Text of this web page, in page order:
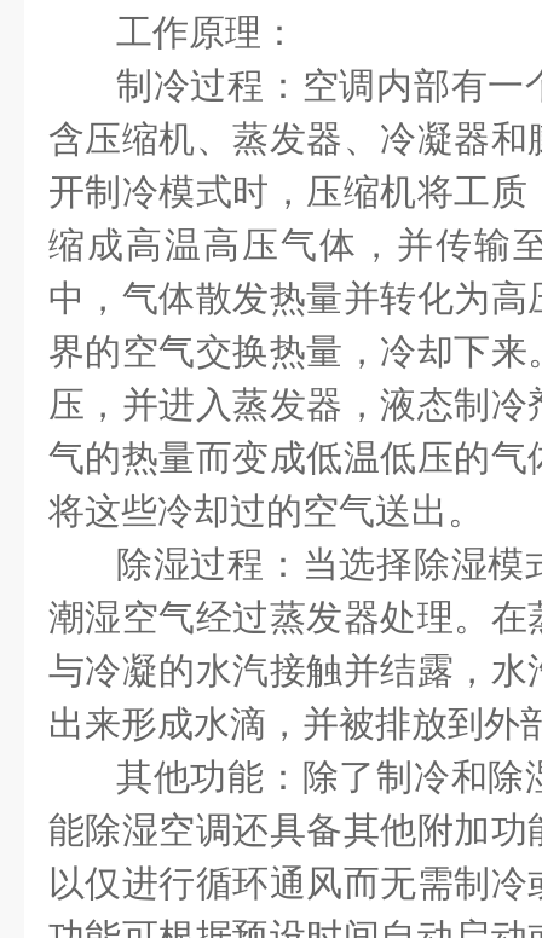
工作原理：
制冷过程：空调内部有一
含压缩机、蒸发器、冷凝器
开制冷模式时，压缩机将工
缩成高温高压气体，并传输
中，气体散发热量并转化为
界的空气交换热量，冷却下
压，并进入蒸发器，液态制
气的热量而变成低温低压的
将这些冷却过的空气送出。
除湿过程：当选择除湿模
潮湿空气经过蒸发器处理。
与冷凝的水汽接触并结露，
出来形成水滴，并被排放到
其他功能：除了制冷和除
能除湿空调还具备其他附加
以仅进行循环通风而无需制